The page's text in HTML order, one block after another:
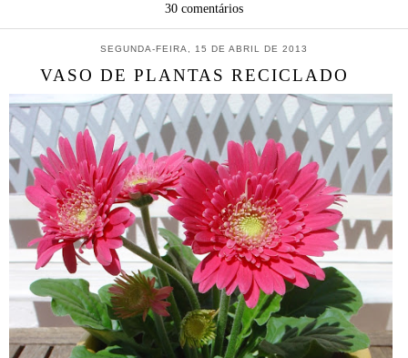
30 comentários
SEGUNDA-FEIRA, 15 DE ABRIL DE 2013
VASO DE PLANTAS RECICLADO